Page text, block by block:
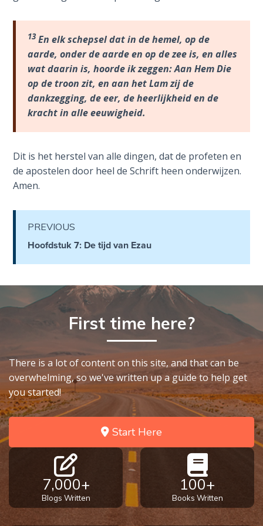
Law - Speech
6
Deuteronomy:
The Second
Law - Speech
Deuteronomy:
The Second
Law - Speech
Deuteronomy:
The Second
Law - Speech
9
Deuteronomy:
The Second
Law - Speech
The
Judges
Ruth:
Sonship
Daniel:
Prophet
of the
Ages -
13En elk schepsel dat in de hemel, op de
aarde, onder de aarde en op de zee is, en alles
wat daarin is, hoorde ik zeggen: Aan Hem Die
op de troon zit, en aan het Lam zij de
dankzegging, de eer, de heerlijkheid en de
kracht in alle eeuwigheid.
Dit is het herstel van alle dingen, dat de profeten en
de apostelen door heel de Schrift heen onderwijzen.
Amen.
PREVIOUS
Hoofdstuk 7: De tijd van Ezau
First time here?
There is a lot of content on this site, and that can be
overwhelming, so we've written up a guide to help get
you started!
Start Here
7,000+
Blogs Written
100+
Books Written